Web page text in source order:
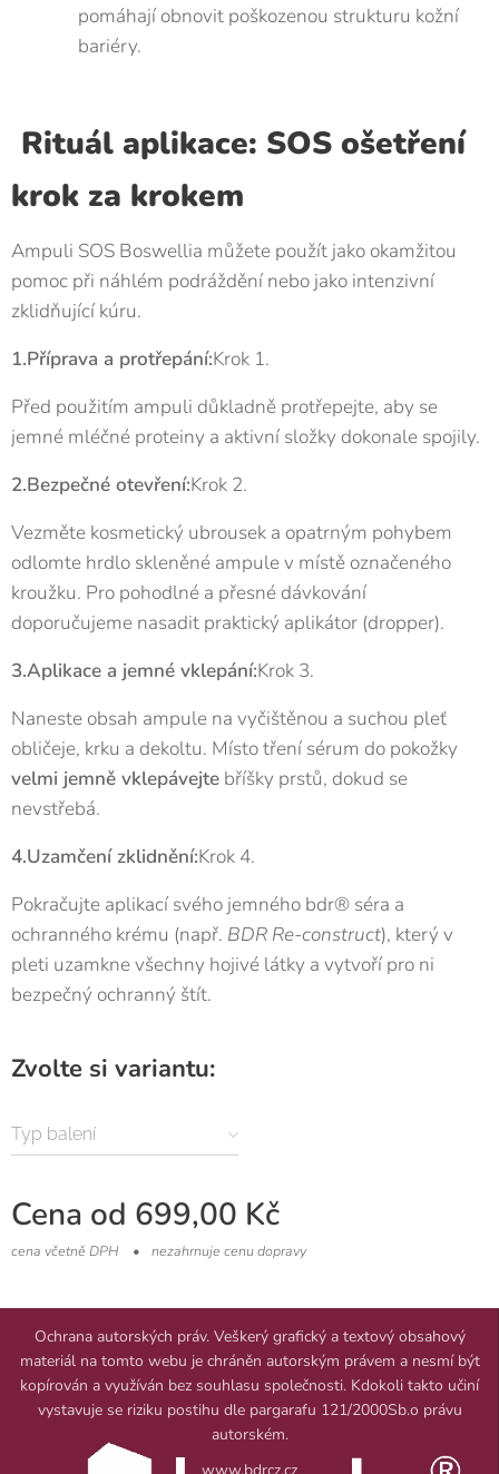
pomáhají obnovit poškozenou strukturu kožní
bariéry.
Rituál aplikace: SOS ošetření
krok za krokem
Ampuli SOS Boswellia můžete použít jako okamžitou
pomoc při náhlém podráždění nebo jako intenzivní
zklidňující kúru.
1.Příprava a protřepání:Krok 1.
Před použitím ampuli důkladně protřepejte, aby se
jemné mléčné proteiny a aktivní složky dokonale spojily.
2.Bezpečné otevření:Krok 2.
Vezměte kosmetický ubrousek a opatrným pohybem
odlomte hrdlo skleněné ampule v místě označeného
kroužku. Pro pohodlné a přesné dávkování
doporučujeme nasadit praktický aplikátor (dropper).
3.Aplikace a jemné vklepání:Krok 3.
Naneste obsah ampule na vyčištěnou a suchou pleť
obličeje, krku a dekoltu. Místo tření sérum do pokožky
velmi jemně vklepávejte bříšky prstů, dokud se
nevstřebá.
4.Uzamčení zklidnění:Krok 4.
Pokračujte aplikací svého jemného bdr® séra a
ochranného krému (např. BDR Re-construct), který v
pleti uzamkne všechny hojivé látky a vytvoří pro ni
bezpečný ochranný štít.
Zvolte si variantu:
Typ balení
Cena od 699,00 Kč
cena včetně DPH nezahrnuje cenu dopravy
Ochrana autorských práv. Veškerý grafický a textový obsahový
materiál na tomto webu je chráněn autorským právem a nesmí být
kopírován a využíván bez souhlasu společnosti. Kdokoli takto učiní
vystavuje se riziku postihu dle pargarafu 121/2000Sb.o právu
autorském.